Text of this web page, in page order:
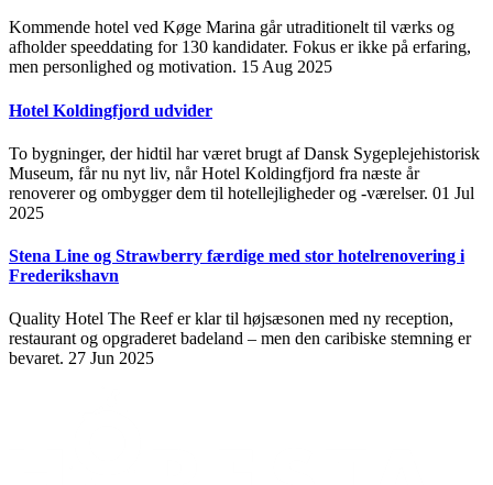
Kommende hotel ved Køge Marina går utraditionelt til værks og
afholder speeddating for 130 kandidater. Fokus er ikke på erfaring,
men personlighed og motivation. 15 Aug 2025
Hotel Koldingfjord udvider
To bygninger, der hidtil har været brugt af Dansk Sygeplejehistorisk
Museum, får nu nyt liv, når Hotel Koldingfjord fra næste år
renoverer og ombygger dem til hotellejligheder og -værelser. 01 Jul
2025
Stena Line og Strawberry færdige med stor hotelrenovering i
Frederikshavn
Quality Hotel The Reef er klar til højsæsonen med ny reception,
restaurant og opgraderet badeland – men den caribiske stemning er
bevaret. 27 Jun 2025